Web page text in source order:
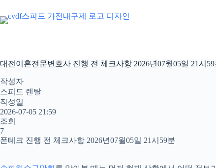
문
으
뛰
기
대전이혼전문변호사 진행 전 체크사항 2026년07월05일 21시59
작성자
스피드 렌탈
작성일
2026-07-05 21:59
조회
7
폰테크 진행 전 체크사항 2026년07월05일 21시59분